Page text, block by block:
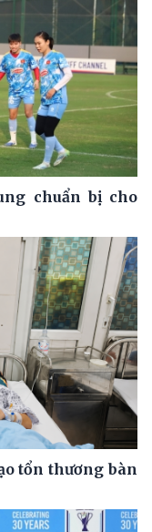
chuẩn bị cho
tổn thương bàn